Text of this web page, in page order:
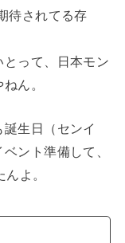
待されてる存
って、日本モン
ん。
生日（センイ
ント準備して、
よ。